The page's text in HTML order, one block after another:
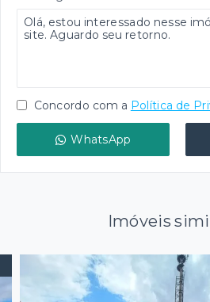
Concordo com a Política de
WhatsApp
Imóveis